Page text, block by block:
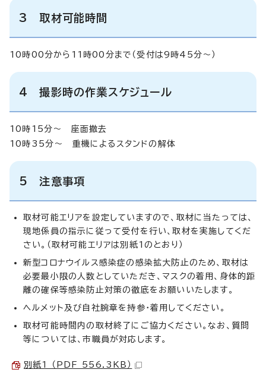
3 取材可能時間
10時00分から11時00分まで（受付は9時45分～）
4 撮影時の作業スケジュール
10時15分～ 座面撤去
10時35分～ 重機によるスタンドの解体
5 注意事項
取材可能エリアを設定していますので、取材に当たっては、
現地係員の指示に従って受付を行い、取材を実施してくだ
さい。（取材可能エリアは別紙1のとおり）
新型コロナウイルス感染症の感染拡大防止のため、取材は
必要最小限の人数としていただき、マスクの着用、身体的距
離の確保等感染防止対策の徹底をお願いいたします。
ヘルメット及び自社腕章を持参・着用してください。
取材可能時間内の取材終了にご協力ください。なお、質問
等については、市職員が対応します。
別紙1 （PDF 556.3KB）